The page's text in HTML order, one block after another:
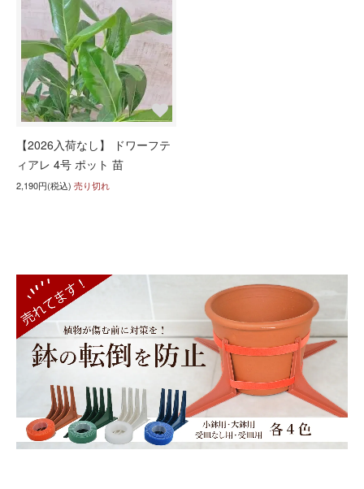
【2026入荷なし】 ドワーフテ
ィアレ 4号 ポット 苗
2,190円(税込) 売り切れ